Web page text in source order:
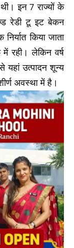
इन 7 राज्यों के
रेडी टू इट बेकन
किया जाता
रही। लेकिन वर्ष
यहां उत्पादन शून्य
अवस्था में है।